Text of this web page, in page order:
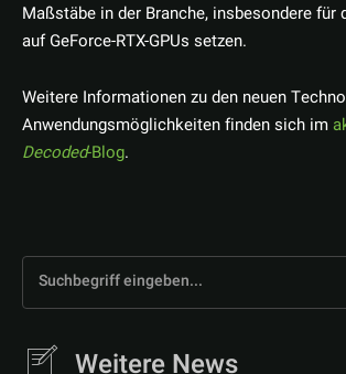
Maßstäbe in der Branche, insbesondere für
auf GeForce-RTX-GPUs setzen.
Weitere Informationen zu den neuen
Anwendungsmöglichkeiten finden sich im
Decoded-Blog.
Suchbegriff eingeben...
Weitere News